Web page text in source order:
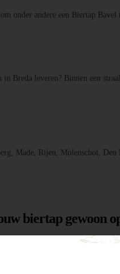
onder andere een Biertap
leveren? Binnen een
Made, Rijen, Molenschot,
biertap gewoon